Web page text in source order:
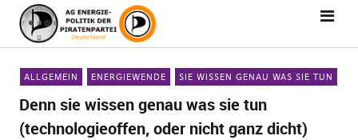
ALLGEMEIN ENERGIEWENDE SIE WISSEN GENAU WAS SIE TUN
Denn sie wissen genau was sie tun
(technologieoffen, oder nicht ganz dicht)